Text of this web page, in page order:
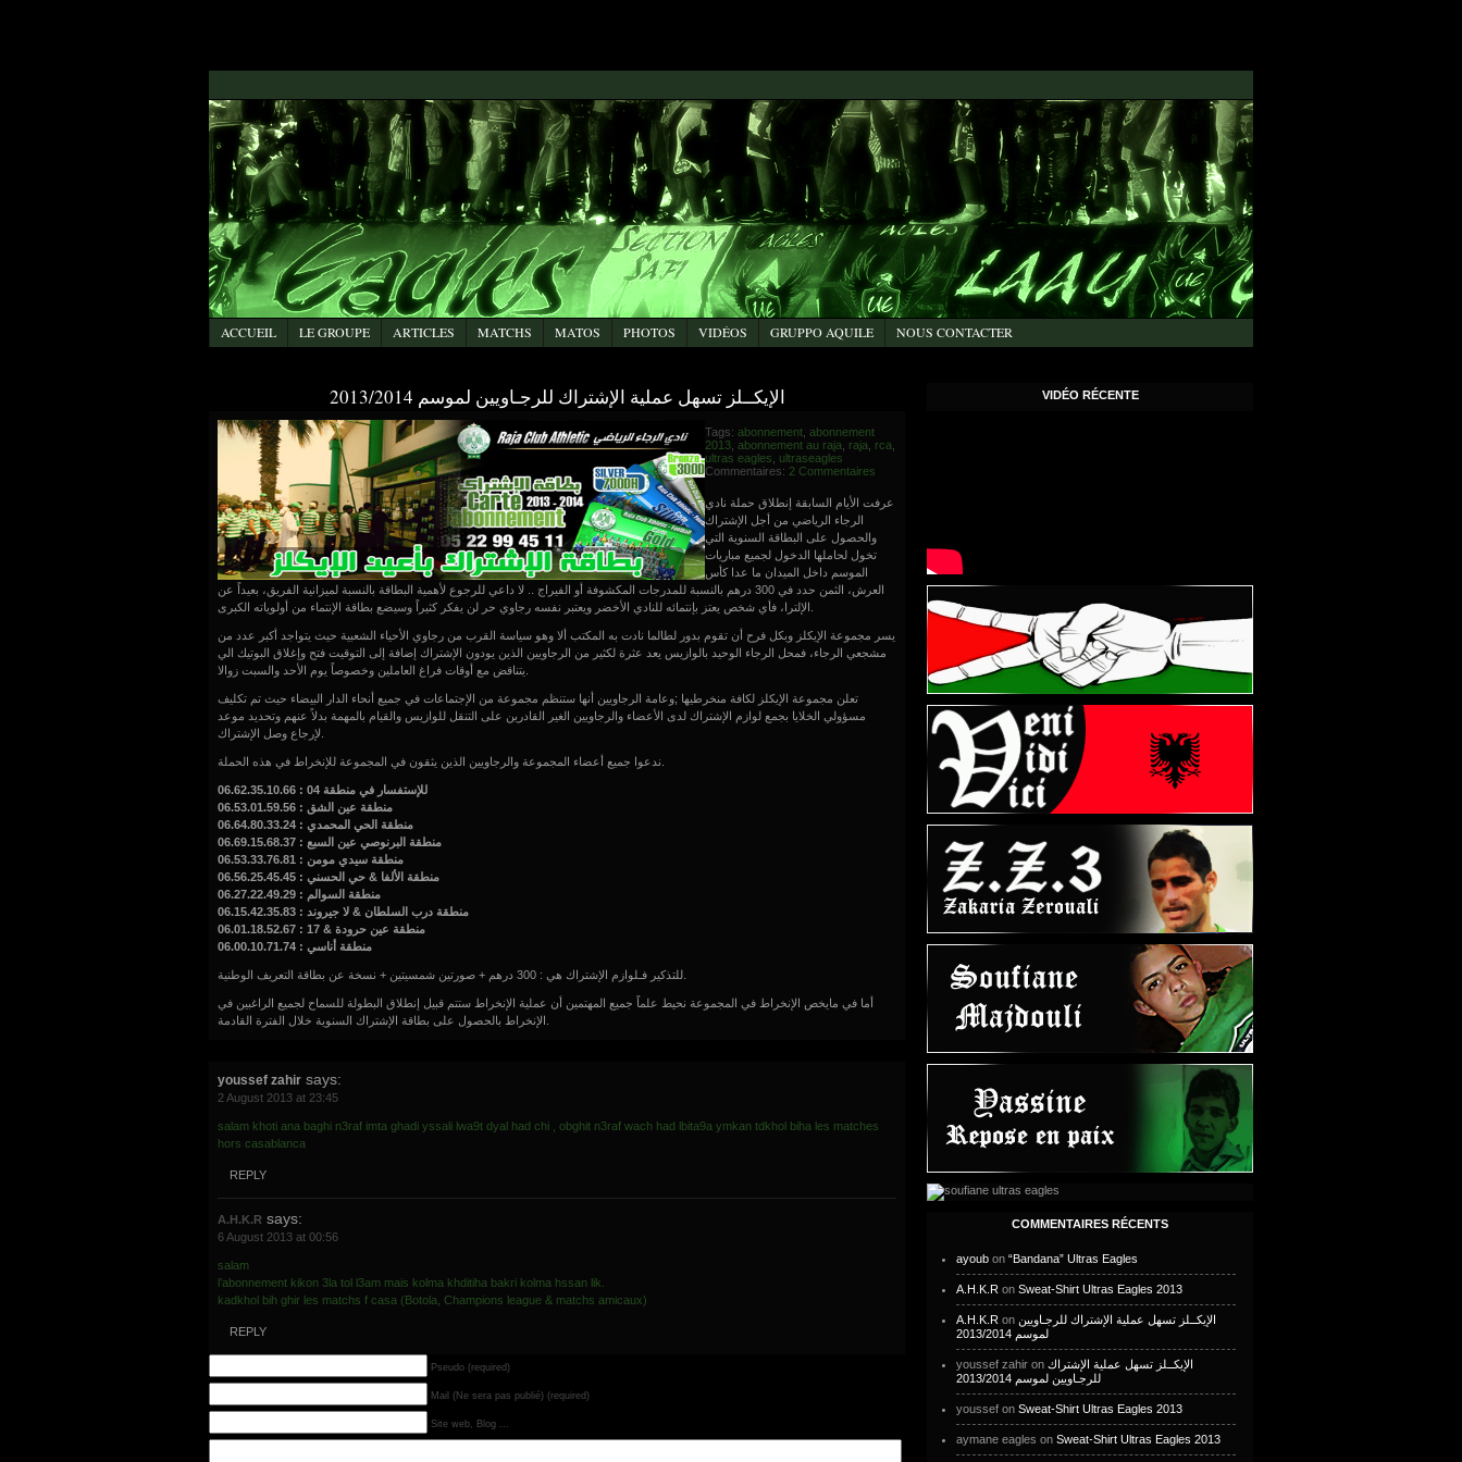
ACCUEIL LE GROUPE ARTICLES MATCHS MATOS PHOTOS VIDÉOS GRUPPO AQUILE NOUS CONTACTER
الإيكــلز تسهل عملية الإشتراك للرجـاويين لموسم 2013/2014
Tags: abonnement abonnement
2013 abonnement au raja raja rca
ultras eagles
ultraseagles
Commentaires: 2 Commentaires
عرفت الأيام السابقة إنطلاق حملة نادي
الرجاء الرياضي من أجل الإشتراك
والحصول على البطاقة السنوية التي
تخول لحاملها الدخول لجميع مباريات
الموسم داخل الميدان ما عدا كأس
العرش، الثمن حدد في 300 درهم بالنسبة للمدرجات المكشوفة أو الفيراج .. لا داعي للرجوع لأهمية البطاقة بالنسبة لميزانية الفريق، بعيداً عن
يسر مجموعة الإيكلز وبكل فرح أن تقوم بدور لطالما نادت به المكتب ألا وهو سياسة القرب من رجاوي الأحياء الشعبية حيث يتواجد أكبر عدد من
مشجعي الرجاء، فمحل الرجاء الوحيد بالوازيس يعد عثرة لكثير من الرجاويين الذين يودون الإشتراك إضافة إلى التوقيت فتح وإغلاق البوتيك الي
تعلن مجموعة الإيكلز لكافة منخرطيها ;وعامة الرجاويين أنها ستنظم مجموعة من الإجتماعات في جميع أنحاء الدار البيضاء حيث تم تكليف
مسؤولي الخلايا بجمع لوازم الإشتراك لدى الأعضاء والرجاويين الغير القادرين على التنقل للوازيس والقيام بالمهمة بدلاً عنهم وتحديد موعد
للإستفسار في منطقة 04 : 06.62.35.10.66
منطقة عين الشق : 06.53.01.59.56
منطقة الحي المحمدي : 06.64.80.33.24
منطقة البرنوصي عين السبع : 06.69.15.68.37
منطقة سيدي مومن : 06.53.33.76.81
منطقة الألفا & حي الحسني : 06.56.25.45.45
منطقة السوالم : 06.27.22.49.29
منطقة درب السلطان & لا جيروند : 06.15.42.35.83
منطقة عين حرودة & 17 : 06.01.18.52.67
منطقة أناسي : 06.00.10.71.74
أما في مايخص الإنخراط في المجموعة نحيط علماً جميع المهتمين أن عملية الإنخراط ستتم قبيل إنطلاق البطولة للسماح لجميع الراغبين في
youssef zahir says:
2 August 2013 at 23:45
salam khoti ana baghi n3raf imta ghadi yssali lwa9t dyal had chi , obghit n3raf wach had lbita9a ymkan tdkhol biha les matches
hors casablanca
REPLY
A.H.K.R says:
6 August 2013 at 00:56
salam
l’abonnement kikon 3la tol l3am mais kolma khditiha bakri kolma hssan lik.
kadkhol bih ghir les matchs f casa (Botola, Champions league & matchs amicaux)
REPLY
Pseudo (required)
Mail (Ne sera pas publié) (required)
Site web, Blog ...
VIDÉO RÉCENTE
COMMENTAIRES RÉCENTS
ayoub on “Bandana” Ultras Eagles
A.H.K.R on Sweat-Shirt Ultras Eagles 2013
A.H.K.R on الإيكــلز تسهل عملية الإشتراك للرجـاويين
لموسم 2013/2014
youssef zahir on الإيكــلز تسهل عملية الإشتراك
للرجـاويين لموسم 2013/2014
youssef on Sweat-Shirt Ultras Eagles 2013
aymane eagles on Sweat-Shirt Ultras Eagles 2013